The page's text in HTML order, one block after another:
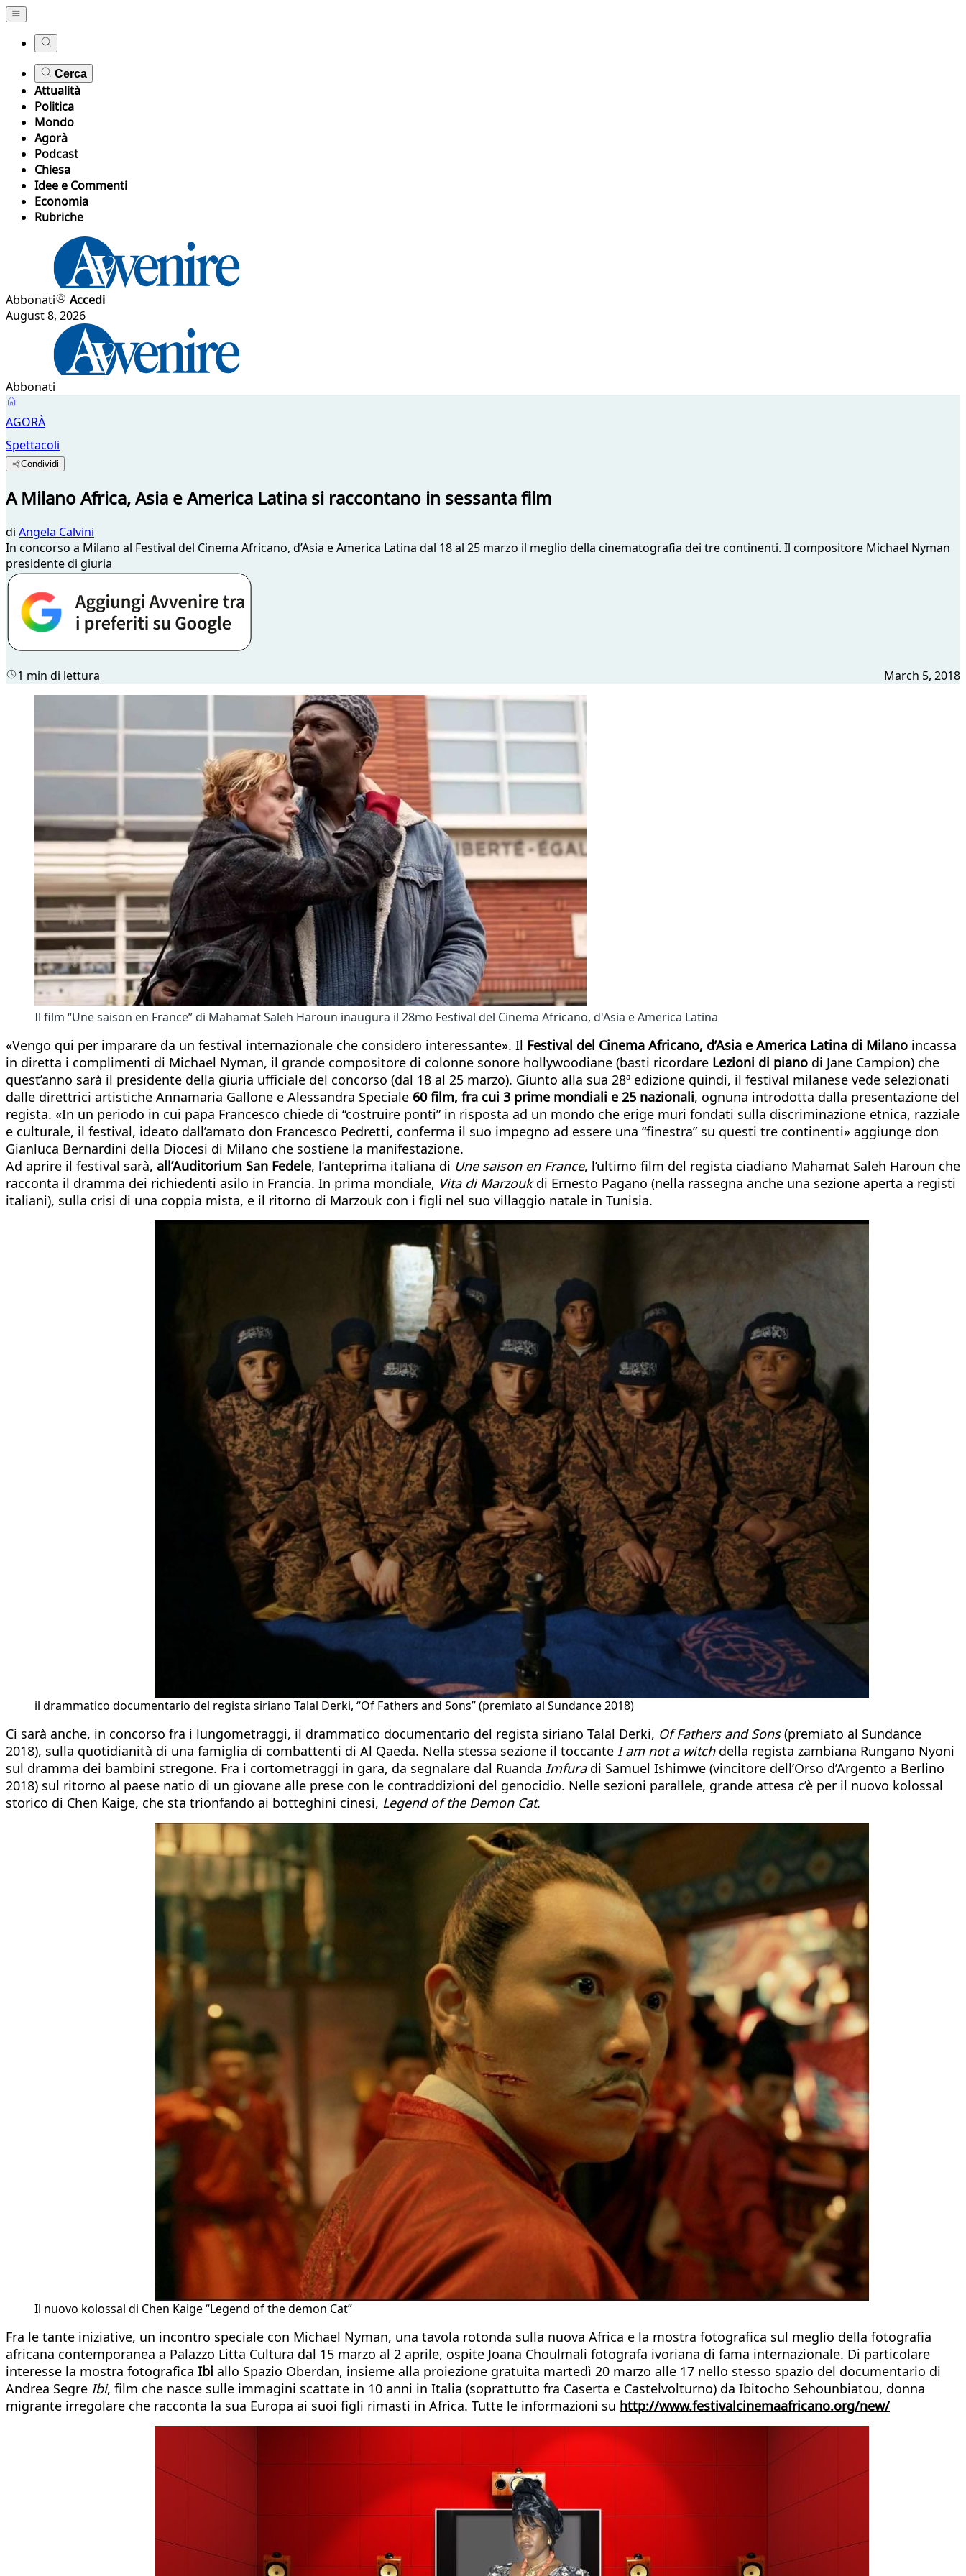
Cerca
Attualità
Politica
Mondo
Agorà
Podcast
Chiesa
Idee e Commenti
Economia
Rubriche
Abbonati
Accedi
August 8, 2026
Abbonati
AGORÀ
Spettacoli
Condividi
A Milano Africa, Asia e America Latina si raccontano in sessanta film
di Angela Calvini
In concorso a Milano al Festival del Cinema Africano, d’Asia e America Latina dal 18 al 25 marzo il meglio della cinematografia dei tre continenti. Il compositore Michael Nyman
presidente di giuria
1 min di lettura March 5, 2018
Il film “Une saison en France” di Mahamat Saleh Haroun inaugura il 28mo Festival del Cinema Africano, d'Asia e America Latina
«Vengo qui per imparare da un festival internazionale che considero interessante». Il Festival del Cinema Africano, d’Asia e America Latina di Milano incassa
in diretta i complimenti di Michael Nyman, il grande compositore di colonne sonore hollywoodiane (basti ricordare Lezioni di piano di Jane Campion) che
quest’anno sarà il presidente della giuria ufficiale del concorso (dal 18 al 25 marzo). Giunto alla sua 28ª edizione quindi, il festival milanese vede selezionati
dalle direttrici artistiche Annamaria Gallone e Alessandra Speciale 60 film, fra cui 3 prime mondiali e 25 nazionali, ognuna introdotta dalla presentazione del
regista. «In un periodo in cui papa Francesco chiede di “costruire ponti” in risposta ad un mondo che erige muri fondati sulla discriminazione etnica, razziale
e culturale, il festival, ideato dall’amato don Francesco Pedretti, conferma il suo impegno ad essere una “finestra” su questi tre continenti» aggiunge don
Gianluca Bernardini della Diocesi di Milano che sostiene la manifestazione.
Ad aprire il festival sarà, all’Auditorium San Fedele, l’anteprima italiana di Une saison en France, l’ultimo film del regista ciadiano Mahamat Saleh Haroun che
racconta il dramma dei richiedenti asilo in Francia. In prima mondiale, Vita di Marzoukdi Ernesto Pagano (nella rassegna anche una sezione aperta a registi
italiani), sulla crisi di una coppia mista, e il ritorno di Marzouk con i figli nel suo villaggio natale in Tunisia.
il drammatico documentario del regista siriano Talal Derki, “Of Fathers and Sons” (premiato al Sundance 2018)
Ci sarà anche, in concorso fra i lungometraggi, il drammatico documentario del regista siriano Talal Derki, Of Fathers and Sons(premiato al Sundance
2018), sulla quotidianità di una famiglia di combattenti di Al Qaeda. Nella stessa sezione il toccante I am not a witchdella regista zambiana Rungano Nyoni
sul dramma dei bambini stregone. Fra i cortometraggi in gara, da segnalare dal Ruanda Imfura di Samuel Ishimwe (vincitore dell’Orso d’Argento a Berlino
2018) sul ritorno al paese natio di un giovane alle prese con le contraddizioni del genocidio. Nelle sezioni parallele, grande attesa c’è per il nuovo kolossal
storico di Chen Kaige, che sta trionfando ai botteghini cinesi, Legend of the Demon Cat.
Il nuovo kolossal di Chen Kaige “Legend of the demon Cat”
Fra le tante iniziative, un incontro speciale con Michael Nyman, una tavola rotonda sulla nuova Africa e la mostra fotografica sul meglio della fotografia
africana contemporanea a Palazzo Litta Cultura dal 15 marzo al 2 aprile, ospite Joana Choulmali fotografa ivoriana di fama internazionale. Di particolare
interesse la mostra fotografica Ibi allo Spazio Oberdan, insieme alla proiezione gratuita martedì 20 marzo alle 17 nello stesso spazio del documentario di
Andrea Segre Ibi, film che nasce sulle immagini scattate in 10 anni in Italia (soprattutto fra Caserta e Castelvolturno) da Ibitocho Sehounbiatou, donna
migrante irregolare che racconta la sua Europa ai suoi figli rimasti in Africa. Tutte le informazioni su http://www.festivalcinemaafricano.org/new/